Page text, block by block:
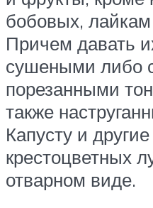
бобовых, лайкам
Причем давать
сушеными либо
порезанными
также
Капусту и
крестоцветных
отварном виде.